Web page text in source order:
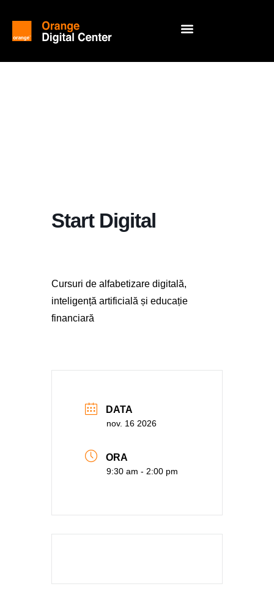
Start Digital
Cursuri de alfabetizare digitală,
inteligență artificială și educație
financiară
DATA
nov. 16 2026
ORA
9:30 am - 2:00 pm